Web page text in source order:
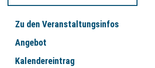
Zu den Veranstaltungsinfos
Angebot
Kalendereintrag